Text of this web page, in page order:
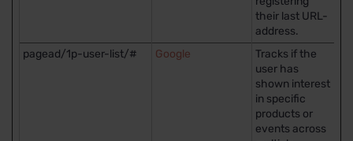
their last URL-
address.
pagead/1p-user-list/# Google
Tracks if the
user has
shown interest
in specific
products or
events across